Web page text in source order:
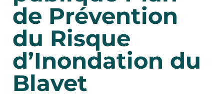
de Prévention
du Risque
d’Inondation du
Blavet